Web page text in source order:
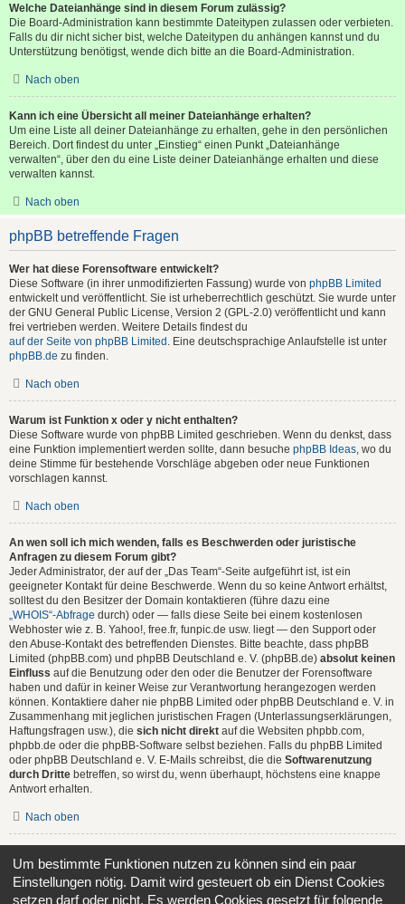
Welche Dateianhänge sind in diesem Forum zulässig?
Die Board-Administration kann bestimmte Dateitypen zulassen oder verbieten.
Falls du dir nicht sicher bist, welche Dateitypen du anhängen kannst und du
Unterstützung benötigst, wende dich bitte an die Board-Administration.
Nach oben
Kann ich eine Übersicht all meiner Dateianhänge erhalten?
Um eine Liste all deiner Dateianhänge zu erhalten, gehe in den persönlichen
Bereich. Dort findest du unter „Einstieg“ einen Punkt „Dateianhänge
verwalten“, über den du eine Liste deiner Dateianhänge erhalten und diese
verwalten kannst.
Nach oben
phpBB betreffende Fragen
Wer hat diese Forensoftware entwickelt?
Diese Software (in ihrer unmodifizierten Fassung) wurde von phpBB Limited
entwickelt und veröffentlicht. Sie ist urheberrechtlich geschützt. Sie wurde unter
der GNU General Public License, Version 2 (GPL-2.0) veröffentlicht und kann
frei vertrieben werden. Weitere Details findest du
auf der Seite von phpBB Limited . Eine deutschsprachige Anlaufstelle ist unter
phpBB.de zu finden.
Nach oben
Warum ist Funktion x oder y nicht enthalten?
Diese Software wurde von phpBB Limited geschrieben. Wenn du denkst, dass
eine Funktion implementiert werden sollte, dann besuche phpBB Ideas , wo du
deine Stimme für bestehende Vorschläge abgeben oder neue Funktionen
vorschlagen kannst.
Nach oben
An wen soll ich mich wenden, falls es Beschwerden oder juristische
Anfragen zu diesem Forum gibt?
Jeder Administrator, der auf der „Das Team“-Seite aufgeführt ist, ist ein
geeigneter Kontakt für deine Beschwerde. Wenn du so keine Antwort erhältst,
solltest du den Besitzer der Domain kontaktieren (führe dazu eine
„WHOIS“-Abfrage durch) oder — falls diese Seite bei einem kostenlosen
Webhoster wie z. B. Yahoo!, free.fr, funpic.de usw. liegt — den Support oder
den Abuse-Kontakt des betreffenden Dienstes. Bitte beachte, dass phpBB
Limited (phpBB.com) und phpBB Deutschland e. V. (phpBB.de) absolut keinen
Einfluss auf die Benutzung oder den oder die Benutzer der Forensoftware
haben und dafür in keiner Weise zur Verantwortung herangezogen werden
können. Kontaktiere daher nie phpBB Limited oder phpBB Deutschland e. V. in
Zusammenhang mit jeglichen juristischen Fragen (Unterlassungserklärungen,
Haftungsfragen usw.), die sich nicht direkt auf die Websiten phpbb.com,
phpbb.de oder die phpBB-Software selbst beziehen. Falls du phpBB Limited
oder phpBB Deutschland e. V. E-Mails schreibst, die die Softwarenutzung
durch Dritte betreffen, so wirst du, wenn überhaupt, höchstens eine knappe
Antwort erhalten.
Nach oben
Alle Benutzer des Boards können das Kontaktformular nutzen, wenn die
Funktion durch die Board-Administration aktiviert wurde.
Mitglieder des Boards können zusätzlich den Link „Das Team“ verwenden.
Um bestimmte Funktionen nutzen zu können sind ein paar
Einstellungen nötig. Damit wird gesteuert ob ein Dienst Cookies
setzen darf oder nicht. Es werden Cookies gesetzt für folgende